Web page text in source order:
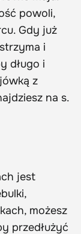
powoli,
Gdy już
i
długo i
z
na s.
jest
możesz
przedłużyć